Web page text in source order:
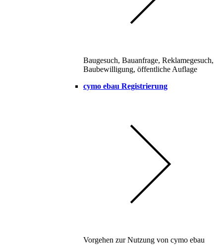
Baugesuch, Bauanfrage, Reklamegesuch,
Baubewilligung, öffentliche Auflage
cymo ebau Registrierung
Vorgehen zur Nutzung von cymo ebau